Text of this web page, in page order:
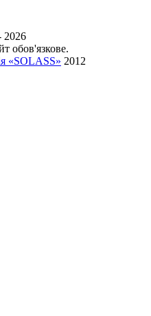
2026
обов'язкове.
«SOLASS» 2012